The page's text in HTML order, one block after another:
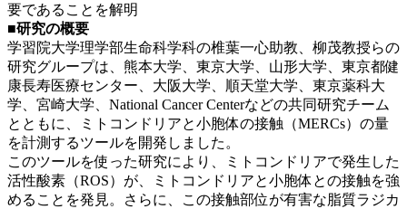
要であることを解明
■研究の概要
学習院大学理学部生命科学科の椎葉一心助教、柳茂教授らの
研究グループは、熊本大学、東京大学、山形大学、東京都健
康長寿医療センター、大阪大学、順天堂大学、東京薬科大
学、宮崎大学、National Cancer Centerなどの共同研究チーム
とともに、ミトコンドリアと小胞体の接触（MERCs）の量
を計測するツールを開発しました。
このツールを使った研究により、ミトコンドリアで発生した
活性酸素（ROS）が、ミトコンドリアと小胞体との接触を強
めることを発見。さらに、この接触部位が有害な脂質ラジカ